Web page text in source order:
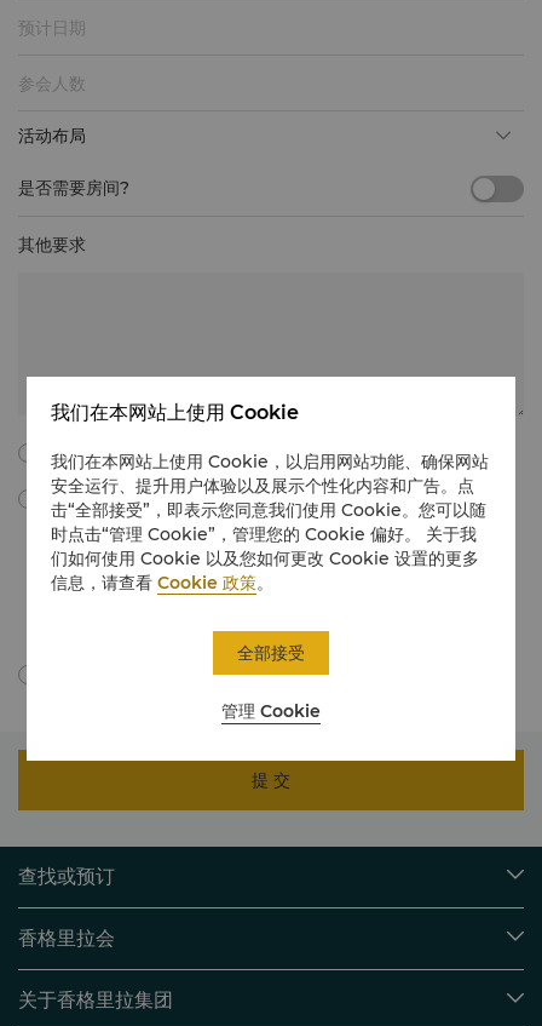
预计日期
活动布局
是否需要房间?
其他要求
我同意以下所有的条款与细则。
勾选此框，我同意通过电子邮件接收由“香格里拉国际酒店管理有限公
司”所提供的会议与宴会营销材料、促销信息、更新等。我理解，我可以
通过遵循有关会议和宴会的营销传播中的取消订阅说明，或通过电子邮件
在 unsubscribe@shangri-la.com上取消订阅，随时撤回我的同意。
我同意依据隐私政策跨境传输我的个人信息。
提 交
查找或预订
查找预订
餐厅与酒吧
香格里拉会
加入香格里拉会
关于香格里拉集团
我们在本网站上使用 Cookie
我们在本网站上使用 Cookie，以启用网站功能、确保网站
安全运行、提升用户体验以及展示个性化内容和广告。点
击“全部接受”，即表示您同意我们使用 Cookie。您可以随
时点击“管理 Cookie”，管理您的 Cookie 偏好。 关于我
们如何使用 Cookie 以及您如何更改 Cookie 设置的更多
信息，请查看Cookie 政策。
管理 Cookie
全部接受